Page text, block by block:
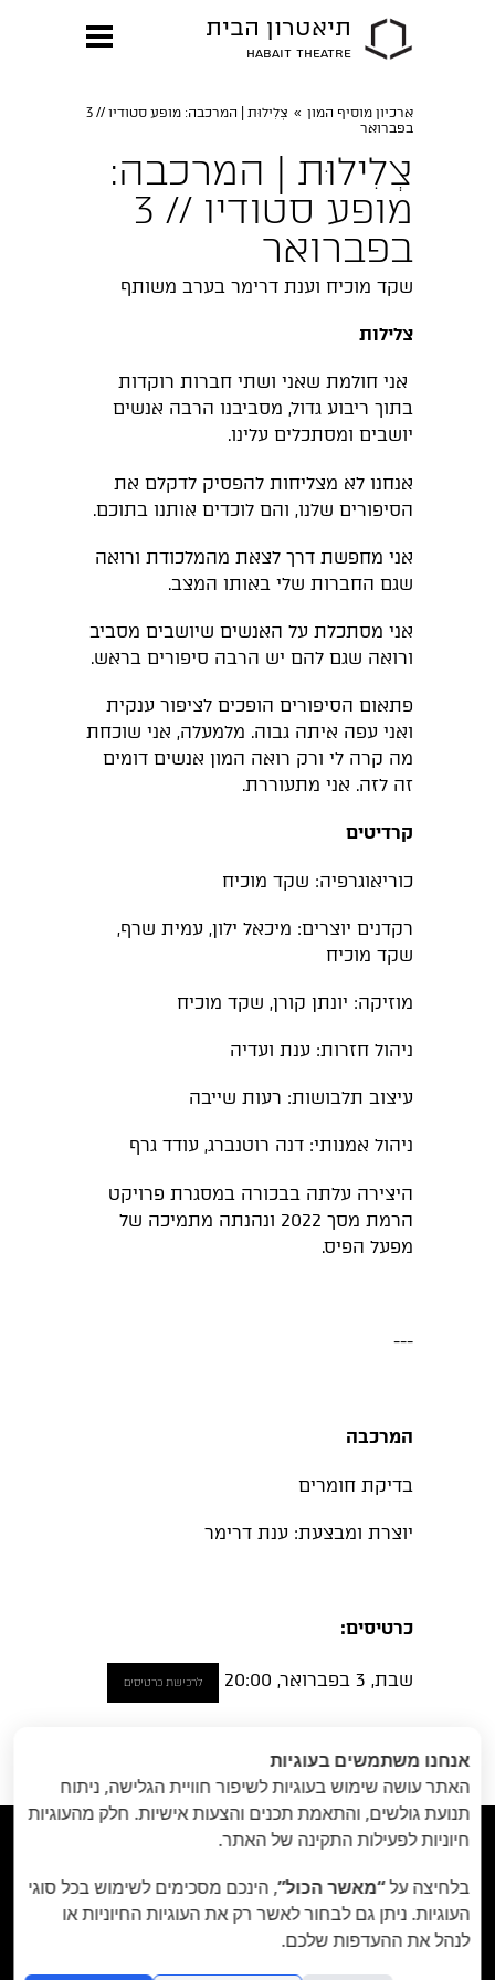
תיאטרון הבית
HABAIT THEATRE
ארכיון מוסיף המון »
צְלִילוּת | המרכבה: מופע סטודיו // 3
בפברואר
צְלִילוּת | המרכבה:
מופע סטודיו // 3
בפברואר
שקד מוכיח וענת דרימר בערב משותף
צלילות
אני חולמת שאני ושתי חברות רוקדות
בתוך ריבוע גדול, מסביבנו הרבה אנשים
יושבים ומסתכלים עלינו.
אנחנו לא מצליחות להפסיק לדקלם את
הסיפורים שלנו, והם לוכדים אותנו בתוכם.
אני מחפשת דרך לצאת מהמלכודת ורואה
שגם החברות שלי באותו המצב.
אני מסתכלת על האנשים שיושבים מסביב
ורואה שגם להם יש הרבה סיפורים בראש.
פתאום הסיפורים הופכים לציפור ענקית
ואני עפה איתה גבוה. מלמעלה, אני שוכחת
מה קרה לי ורק רואה המון אנשים דומים
זה לזה. אני מתעוררת.
קרדיטים
כוריאוגרפיה: שקד מוכיח
רקדנים יוצרים: מיכאל ילון, עמית שרף,
שקד מוכיח
מוזיקה: יונתן קורן, שקד מוכיח
ניהול חזרות: ענת ועדיה
עיצוב תלבושות: רעות שייבה
ניהול אמנותי: דנה רוטנברג, עודד גרף
היצירה עלתה בבכורה במסגרת פרויקט
הרמת מסך 2022 ונהנתה מתמיכה של
מפעל הפיס.
---
המרכבה
בדיקת חומרים
יוצרת ומבצעת: ענת דרימר
כרטיסים:
שבת, 3 בפברואר, 20:00 לרכישת כרטיסים
טוב הכל רע // 8
בפברואר
3 בפברואר
»

קידום נתיב האמן ע"ר 580107977
אנחנו משתמשים בעוגיות
האתר עושה שימוש בעוגיות לשיפור חוויית הגלישה, ניתוח
תנועת גולשים, והתאמת תכנים והצעות אישיות. חלק מהעוגיות
חיוניות לפעילות התקינה של האתר.
בלחיצה על“מאשר הכול”, הינכם מסכימים לשימוש בכל סוגי
העוגיות. ניתן גם לבחור לאשר רק את העוגיות החיוניות או
לנהל את ההעדפות שלכם.